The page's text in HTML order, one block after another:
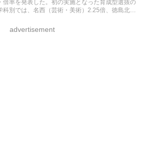
倍率を発表した。初の実施となった育成型選抜の
科別では、名西（芸術・美術）2.25倍、徳島北
advertisement